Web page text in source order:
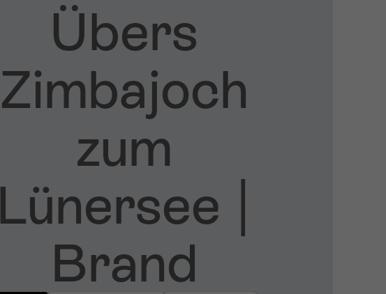
Übers
Zimbajoch
zum
Lünersee ​|​
Brand